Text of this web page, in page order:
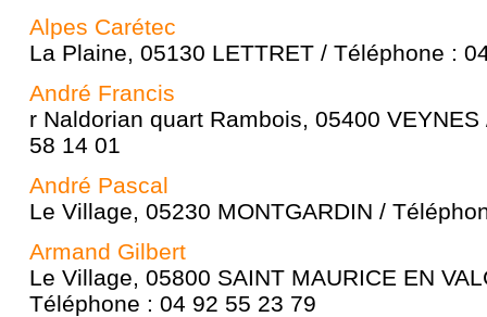
Alpes Carétec
La Plaine, 05130 LETTRET / Téléphone :
André Francis
r Naldorian quart Rambois, 05400
58 14 01
André Pascal
Le Village, 05230 MONTGARDIN /
Armand Gilbert
Le Village, 05800 SAINT MAURICE EN
Téléphone : 04 92 55 23 79